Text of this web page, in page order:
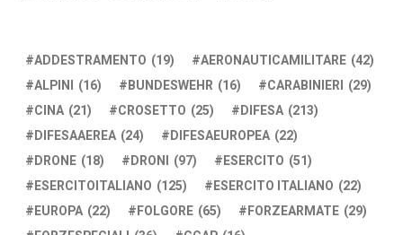
ADDESTRAMENTO (19) AERONAUTICAMILITARE (42)
ALPINI (16) BUNDESWEHR (16) CARABINIERI (29)
CINA (21) CROSETTO (25) DIFESA (213)
DIFESAAEREA (24) DIFESAEUROPEA (22)
DRONE (18) DRONI (97) ESERCITO (51)
ESERCITOITALIANO (125) ESERCITO ITALIANO (22)
EUROPA (22) FOLGORE (65) FORZEARMATE (29)